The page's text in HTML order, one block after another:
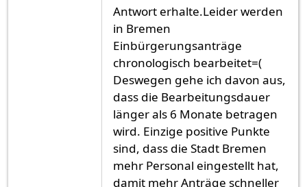
Antwort erhalte.Leider werden
in Bremen
Einbürgerungsanträge
chronologisch bearbeitet=(
Deswegen gehe ich davon aus,
dass die Bearbeitungsdauer
länger als 6 Monate betragen
wird. Einzige positive Punkte
sind, dass die Stadt Bremen
mehr Personal eingestellt hat,
damit mehr Anträge schneller